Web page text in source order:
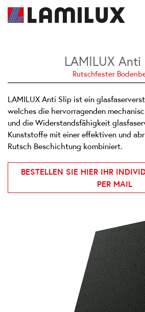
LAMILUX Anti
Rutschfester
LAMILUX Anti Slip ist ein
welches die hervorragenden
und die Widerstandsfähigkeit
Kunststoffe mit einer effektiven und
Rutsch Beschichtung kombiniert.
BESTELLEN SIE HIER IHR
PER MAIL